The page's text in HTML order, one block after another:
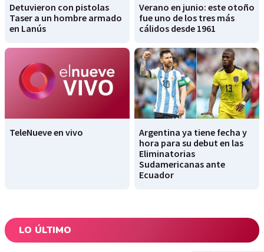
Detuvieron con pistolas
Taser a un hombre armado
en Lanús
Verano en junio: este otoño
fue uno de los tres más
cálidos desde 1961
TeleNueve en vivo
Argentina ya tiene fecha y
hora para su debut en las
Eliminatorias
Sudamericanas ante
Ecuador
LO ÚLTIMO